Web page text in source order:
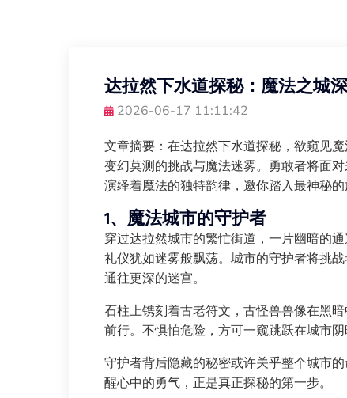
达拉然下水道探秘：魔法之城
2026-06-17 11:11:42
文章摘要：在达拉然下水道探秘，欲窥见
变幻莫测的挑战与魔法迷雾。勇敢者将面
演绎着魔法的独特韵律，邀你踏入最神秘的
1、魔法城市的守护者
穿过达拉然城市的繁忙街道，一片幽暗的
礼仪犹如迷雾般飘荡。城市的守护者将挑
通往更深的迷宫。
石柱上镌刻着古老符文，古怪兽兽像在黑
前行。不惧怕危险，方可一窥跳跃在城市阴
守护者背后隐藏的秘密或许关乎整个城市
醒心中的勇气，正是真正探秘的第一步。